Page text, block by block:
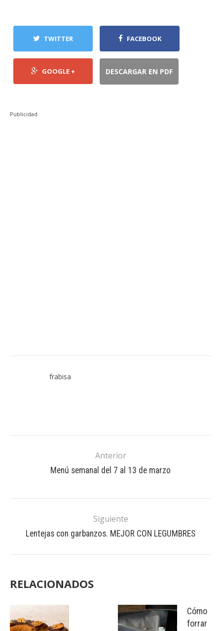
TWITTER FACEBOOK
GOOGLE + DESCARGAR EN PDF
Publicidad
frabisa
Anterior
Menú semanal del 7 al 13 de marzo
Siguiente
Lentejas con garbanzos. MEJOR CON LEGUMBRES
RELACIONADOS
Cómo
forrar